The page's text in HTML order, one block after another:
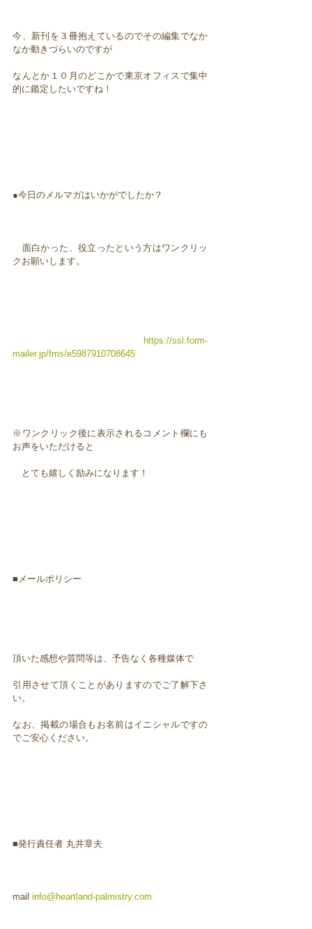
今、新刊を３冊抱えているのでその編集でなか
なか動きづらいのですが
なんとか１０月のどこかで東京オフィスで集中
的に鑑定したいですね！
●今日のメルマガはいかがでしたか？
面白かった、役立ったという方はワンクリッ
クお願いします。
https://ssl.form-
mailer.jp/fms/e5987910708645
※ワンクリック後に表示されるコメント欄にも
お声をいただけると
とても嬉しく励みになります！
■メールポリシー
頂いた感想や質問等は、予告なく各種媒体で
引用させて頂くことがありますのでご了解下さ
い。
なお、掲載の場合もお名前はイニシャルですの
でご安心ください。
■発行責任者 丸井章夫
mailinfo@heartland-palmistry.com